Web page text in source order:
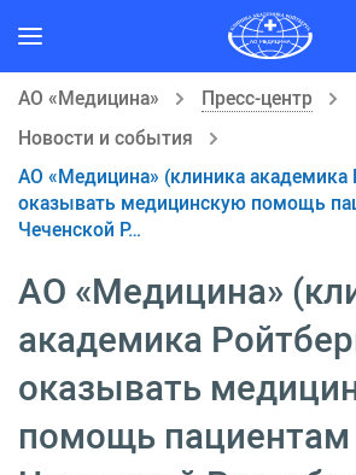
АО «Медицина»
Пресс-центр
Новости и события
АО «Медицина» (клиника академика
оказывать медицинскую помощь
Чеченской Р…
АО «Медицина»
академика
оказывать
помощь пациентам